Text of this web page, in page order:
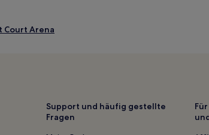
Court Arena
Support und häufig gestellte
Fragen